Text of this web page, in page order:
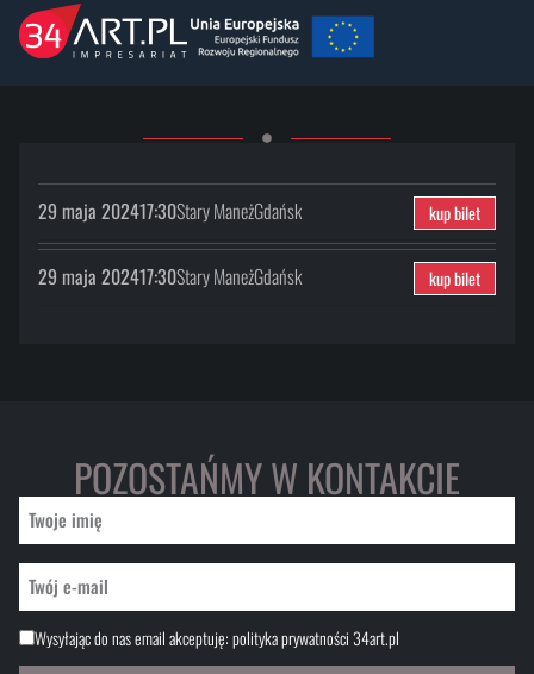
29 maja 202417:30Stary ManeżGdańsk kup bilet
29 maja 202417:30Stary ManeżGdańsk kup bilet
POZOSTAŃMY W KONTAKCIE
Wysyłając do nas email akceptuję:polityka prywatności 34art.pl